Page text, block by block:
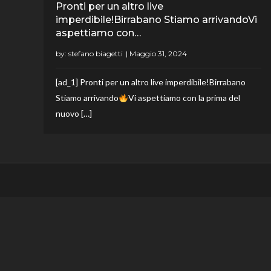
Pronti per un altro live
imperdibile!Birrabano Stiamo arrivandoVi
aspettiamo con…
by: stefano biagetti
[ad_1] Pronti per un altro live imperdibile!Birrabano
Stiamo arrivando
Vi aspettiamo con la prima del
nuovo […]